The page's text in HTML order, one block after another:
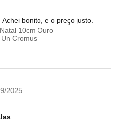
bonito, e o preço justo.
10cm Ouro
Cromus
2025